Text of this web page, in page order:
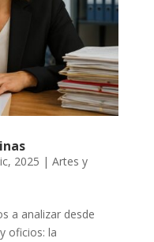
2025 | Artes y
a analizar desde
oficios: la